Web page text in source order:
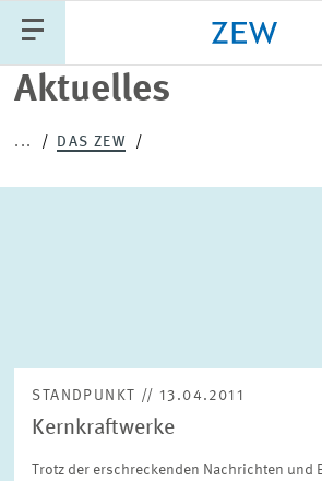
Aktuelles
... DAS ZEW
STANDPUNKT // 13.04.2011
Kernkraftwerke
Trotz der erschreckenden Nachrichten und